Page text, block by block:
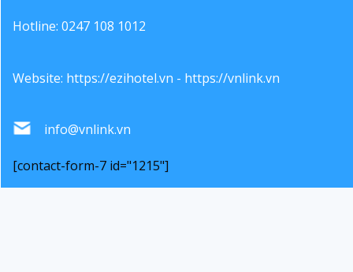
Hotline: 0247 108 1012
Website: https://ezihotel.vn - https://vnlink.vn
info@vnlink.vn
[contact-form-7 id="1215"]